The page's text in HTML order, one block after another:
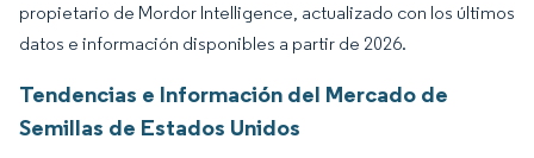
propietario de Mordor Intelligence, actualizado con los últimos
datos e información disponibles a partir de 2026.
Tendencias e Información del Mercado de
Semillas de Estados Unidos